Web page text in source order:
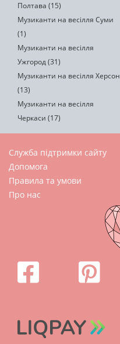
Полтава (15)
Музиканти на весілля Суми
(1)
Музиканти на весілля
Ужгород (31)
Музиканти на весілля Херсон
(13)
Музиканти на весілля
Черкаси (17)
Служба підтримки сайту
Допомога
Правила та умови
Про нас